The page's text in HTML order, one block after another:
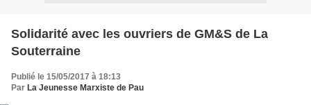
Solidarité avec les ouvriers de GM&S de La
Souterraine
Publié le 15/05/2017 à 18:13
Par La Jeunesse Marxiste de Pau